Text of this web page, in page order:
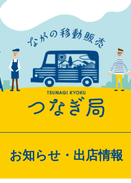
お知らせ・出店情報